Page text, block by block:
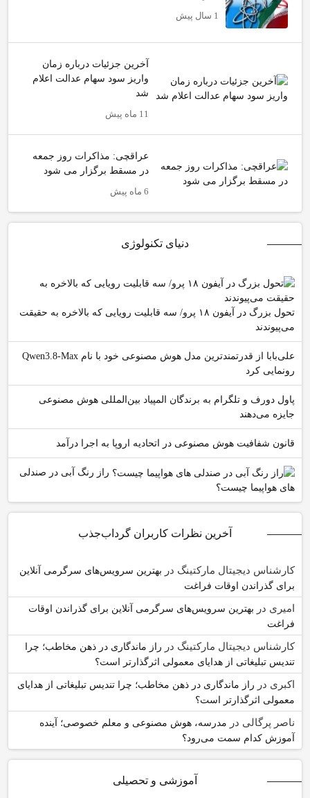
1 سال پیش
آخرین جزئیات درباره زمان
واریز سود سهام عدالت اعلام
شد
11 ماه پیش
عراقچی: مذاکرات روز جمعه
در مسقط برگزار می شود
6 ماه پیش
دنیای تکنولوژی
تحول بزرگ در آیفون ۱۸ پرو/ سه قابلیت رویایی که بالاخره به حقیقت
می‌پیوندند
علی‌بابا از قدرتمندترین مدل هوش مصنوعی خود با نام Qwen3.8-Max
رونمایی کرد
پاول دورف و تلگرام به برندگان المپیاد بین‌المللی هوش مصنوعی
جایزه می‌دهند
قانون شفافیت هوش مصنوعی در اتحادیه اروپا به اجرا درآمد
راز رنگ آبی در صندلی
های هواپیما چیست؟
آخرین نظرات کاربران گرداب‌جذب
کارشناس دیجیتال مارکتینگ در بهترین سرویس‌های سرگرمی آنلاین
برای گذراندن اوقات فراغت
امیری در بهترین سرویس‌های سرگرمی آنلاین برای گذراندن اوقات
فراغت
کارشناس دیجیتال مارکتینگ در راز ماندگاری در ذهن مخاطب؛ چرا
تندیس تبلیغاتی از هدایای معمولی اثرگذارتر است؟
اکبری در راز ماندگاری در ذهن مخاطب؛ چرا تندیس تبلیغاتی از هدایای
معمولی اثرگذارتر است؟
ناصر پرگالی در مدرسه، هوش مصنوعی و معلم خصوصی؛ آینده
آموزش کدام سمت می‌رود؟
آموزشی و تحصیلی